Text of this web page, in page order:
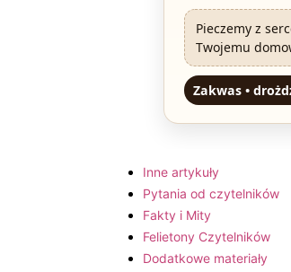
Pieczemy z
Twojemu
Zakwas •
Inne artykuły
Pytania od czytelników
Fakty i Mity
Felietony Czytelników
Dodatkowe materiały